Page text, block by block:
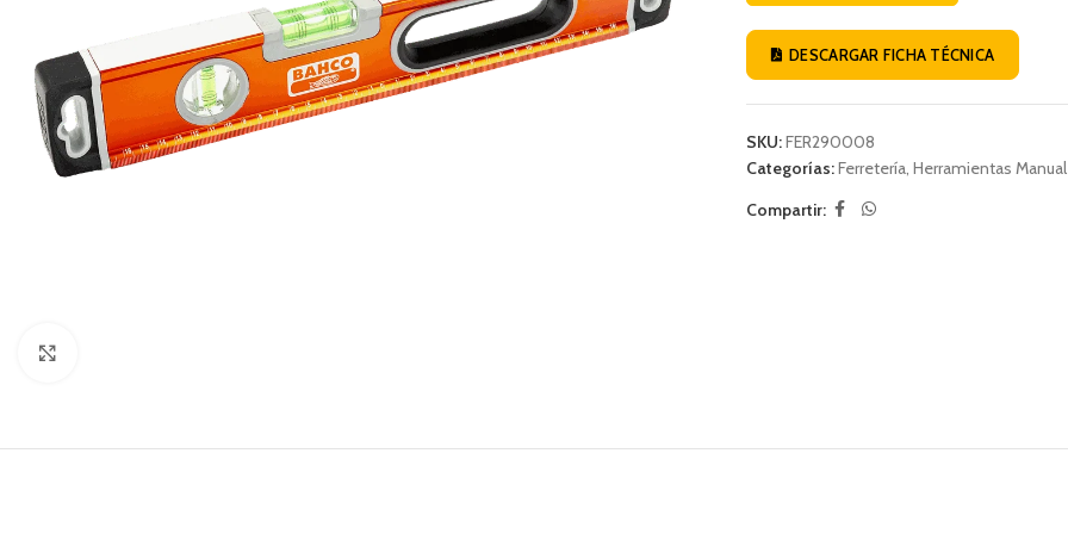
DESCARGAR FICHA TÉCNICA
SKU:FER290008
Categorías:Ferretería, Herramientas
Compartir: